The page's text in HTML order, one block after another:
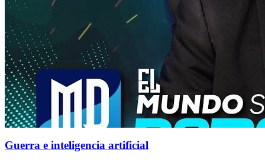
Guerra e inteligencia artificial